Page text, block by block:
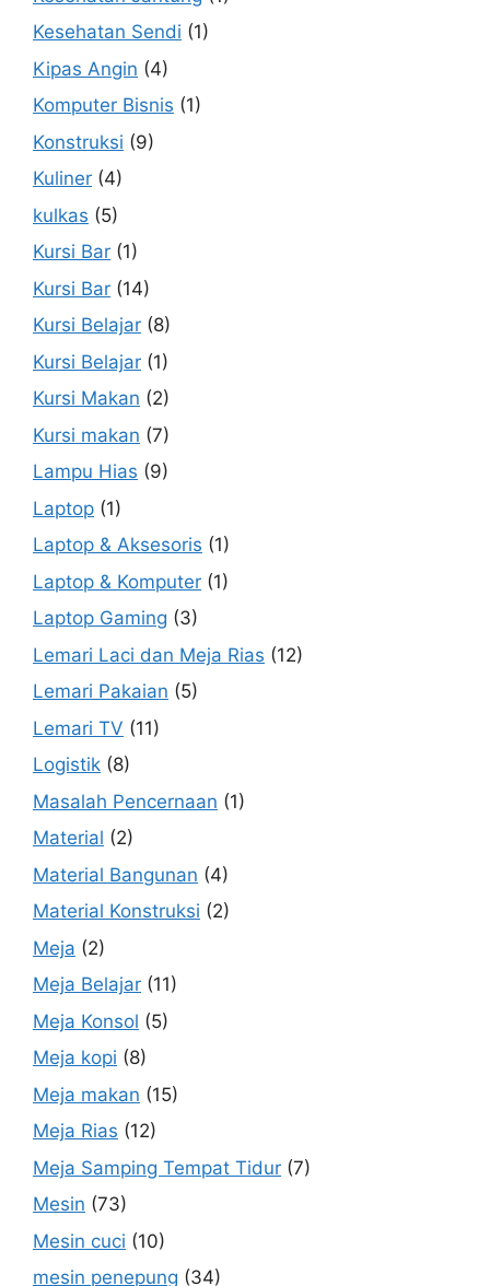
Kesehatan Sendi (1)
Kipas Angin (4)
Komputer Bisnis (1)
Konstruksi (9)
Kuliner (4)
kulkas (5)
Kursi Bar (1)
Kursi Bar (14)
Kursi Belajar (8)
Kursi Belajar (1)
Kursi Makan (2)
Kursi makan (7)
Lampu Hias (9)
Laptop (1)
Laptop & Aksesoris (1)
Laptop & Komputer (1)
Laptop Gaming (3)
Lemari Laci dan Meja Rias (12)
Lemari Pakaian (5)
Lemari TV (11)
Logistik (8)
Masalah Pencernaan (1)
Material (2)
Material Bangunan (4)
Material Konstruksi (2)
Meja (2)
Meja Belajar (11)
Meja Konsol (5)
Meja kopi (8)
Meja makan (15)
Meja Rias (12)
Meja Samping Tempat Tidur (7)
Mesin (73)
Mesin cuci (10)
mesin penepung (34)